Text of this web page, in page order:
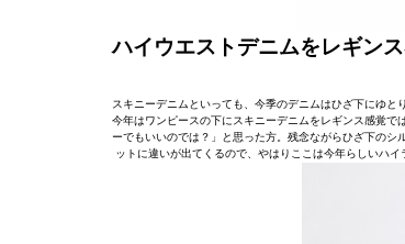
ハイウエストデニムをレギン
スキニーデニムといっても、今季のデニムはひざ下にゆ
今年はワンピースの下にスキニーデニムをレギンス感覚
ーでもいいのでは？」と思った方。残念ながらひざ下の
ットに違いが出てくるので、やはりここは今年らしいハ